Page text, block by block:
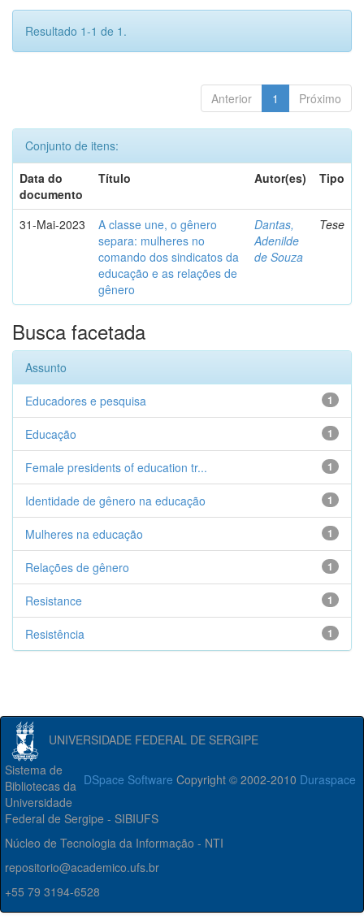
Resultado 1-1 de 1.
Anterior 1 Próximo
Conjunto de itens:
Data do
documento
Título Autor(es) Tipo
31-Mai-2023
A classe une, o gênero
separa: mulheres no
comando dos sindicatos da
educação e as relações de
gênero
Dantas,
Adenilde
de Souza
Tese
Busca facetada
Assunto
1
Educadores e pesquisa
1
Educação
1
Female presidents of education tr...
1
Identidade de gênero na educação
1
Mulheres na educação
1
Relações de gênero
1
Resistance
1
Resistência
UNIVERSIDADE FEDERAL DE SERGIPE
DSpace Software Copyright © 2002-2010 Duraspace
Sistema de
Bibliotecas da
Universidade
Federal de Sergipe - SIBIUFS
Núcleo de Tecnologia da Informação - NTI
repositorio@academico.ufs.br
+55 79 3194-6528